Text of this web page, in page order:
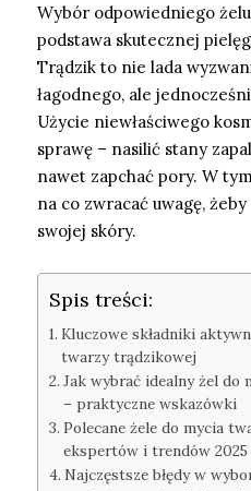
Wybór odpowiedniego
podstawa skutecznej
Trądzik to nie lada
łagodnego, ale
Użycie niewłaściwego
sprawę – nasilić stany
nawet zapchać pory. W
na co zwracać uwagę,
swojej skóry.
Spis treści:
Kluczowe składniki
twarzy trądzikowej
Jak wybrać idealny żel
– praktyczne wskazówki
Polecane żele do mycia
ekspertów i trendów 2025
Najczęstsze błędy w